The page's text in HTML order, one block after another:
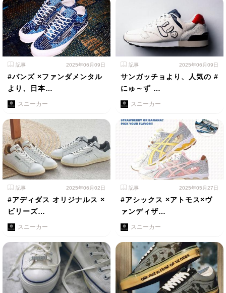
記事 2025年06月09日
#バンズ ×ファンダメンタル
より、日本…
スニーカー
記事 2025年06月09日
サンガッチョより、人気の #
にゅ～ず …
スニーカー
記事 2025年06月02日
#アディダス オリジナルス ×
ビリーズ…
スニーカー
記事 2025年05月27日
#アシックス ×アトモス×ヴ
ァンディザ…
スニーカー